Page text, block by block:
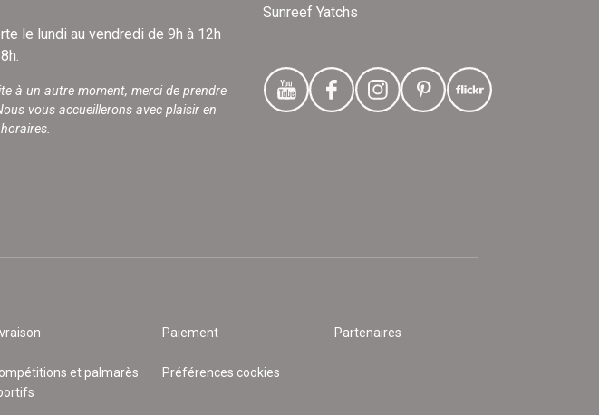
le lundi au vendredi de 9h à 12h
à un autre moment, merci de prendre
vous accueillerons avec plaisir en
Sunreef Yatchs
Paiement Partenaires
et palmarès
Préférences cookies